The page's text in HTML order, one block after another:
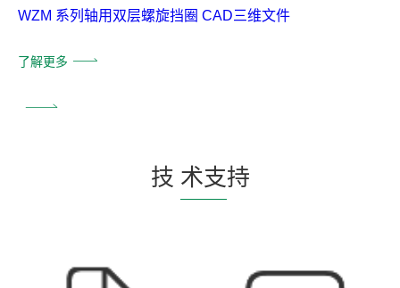
WZM 系列轴用双层螺旋挡圈 CAD三维文件
了解更多
技 术支持